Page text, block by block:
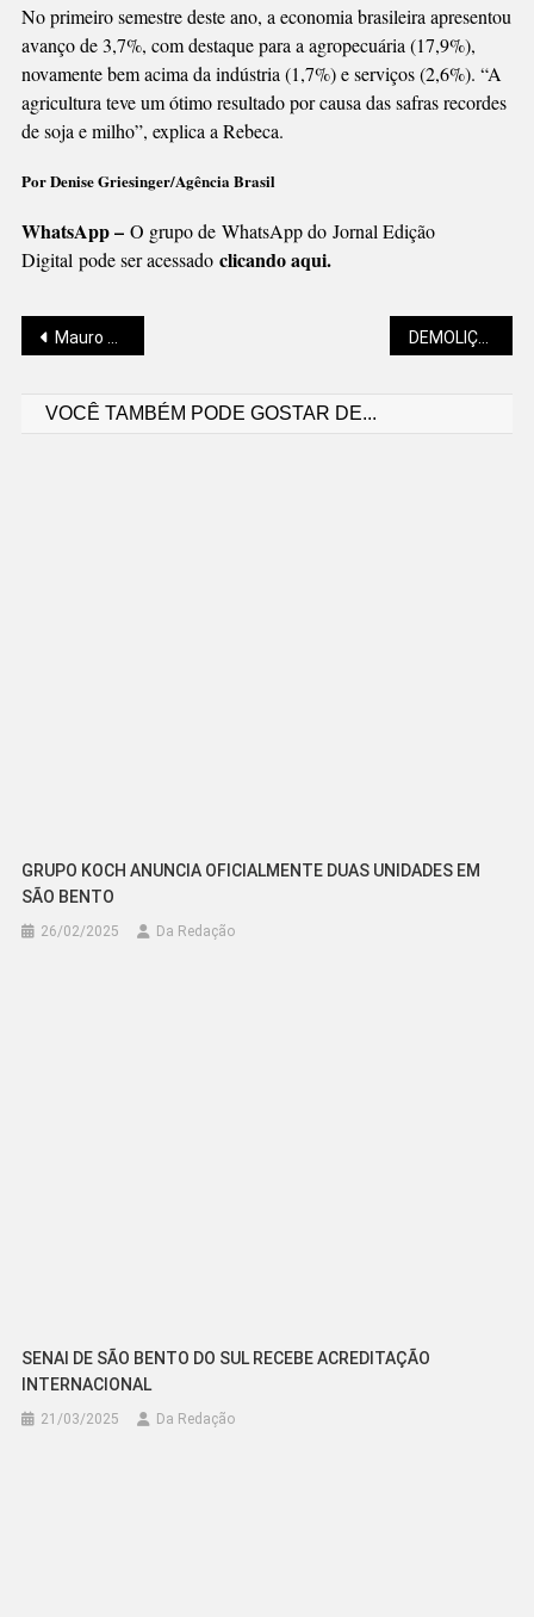
No primeiro semestre deste ano, a economia brasileira apresentou
avanço de 3,7%, com destaque para a agropecuária (17,9%),
novamente bem acima da indústria (1,7%) e serviços (2,6%). “A
agricultura teve um ótimo resultado por causa das safras recordes
de soja e milho”, explica a Rebeca.
Por Denise Griesinger/Agência Brasil
WhatsApp – O grupo de WhatsApp do Jornal Edição
Digital pode ser acessado clicando aqui.
Navegação
Mauro Stiegler: À PROCURA DE ALGUÉM QUE NÃO EXISTE DEMOLIÇÕES NA “DUBAI BRASILEIRA” CASO IMÓVEIS NÃO SEJAM REGULARIZADOS
VOCÊ TAMBÉM PODE GOSTAR DE...
GRUPO KOCH ANUNCIA OFICIALMENTE DUAS UNIDADES EM
SÃO BENTO
26/02/2025 Da Redação
SENAI DE SÃO BENTO DO SUL RECEBE ACREDITAÇÃO
INTERNACIONAL
21/03/2025 Da Redação